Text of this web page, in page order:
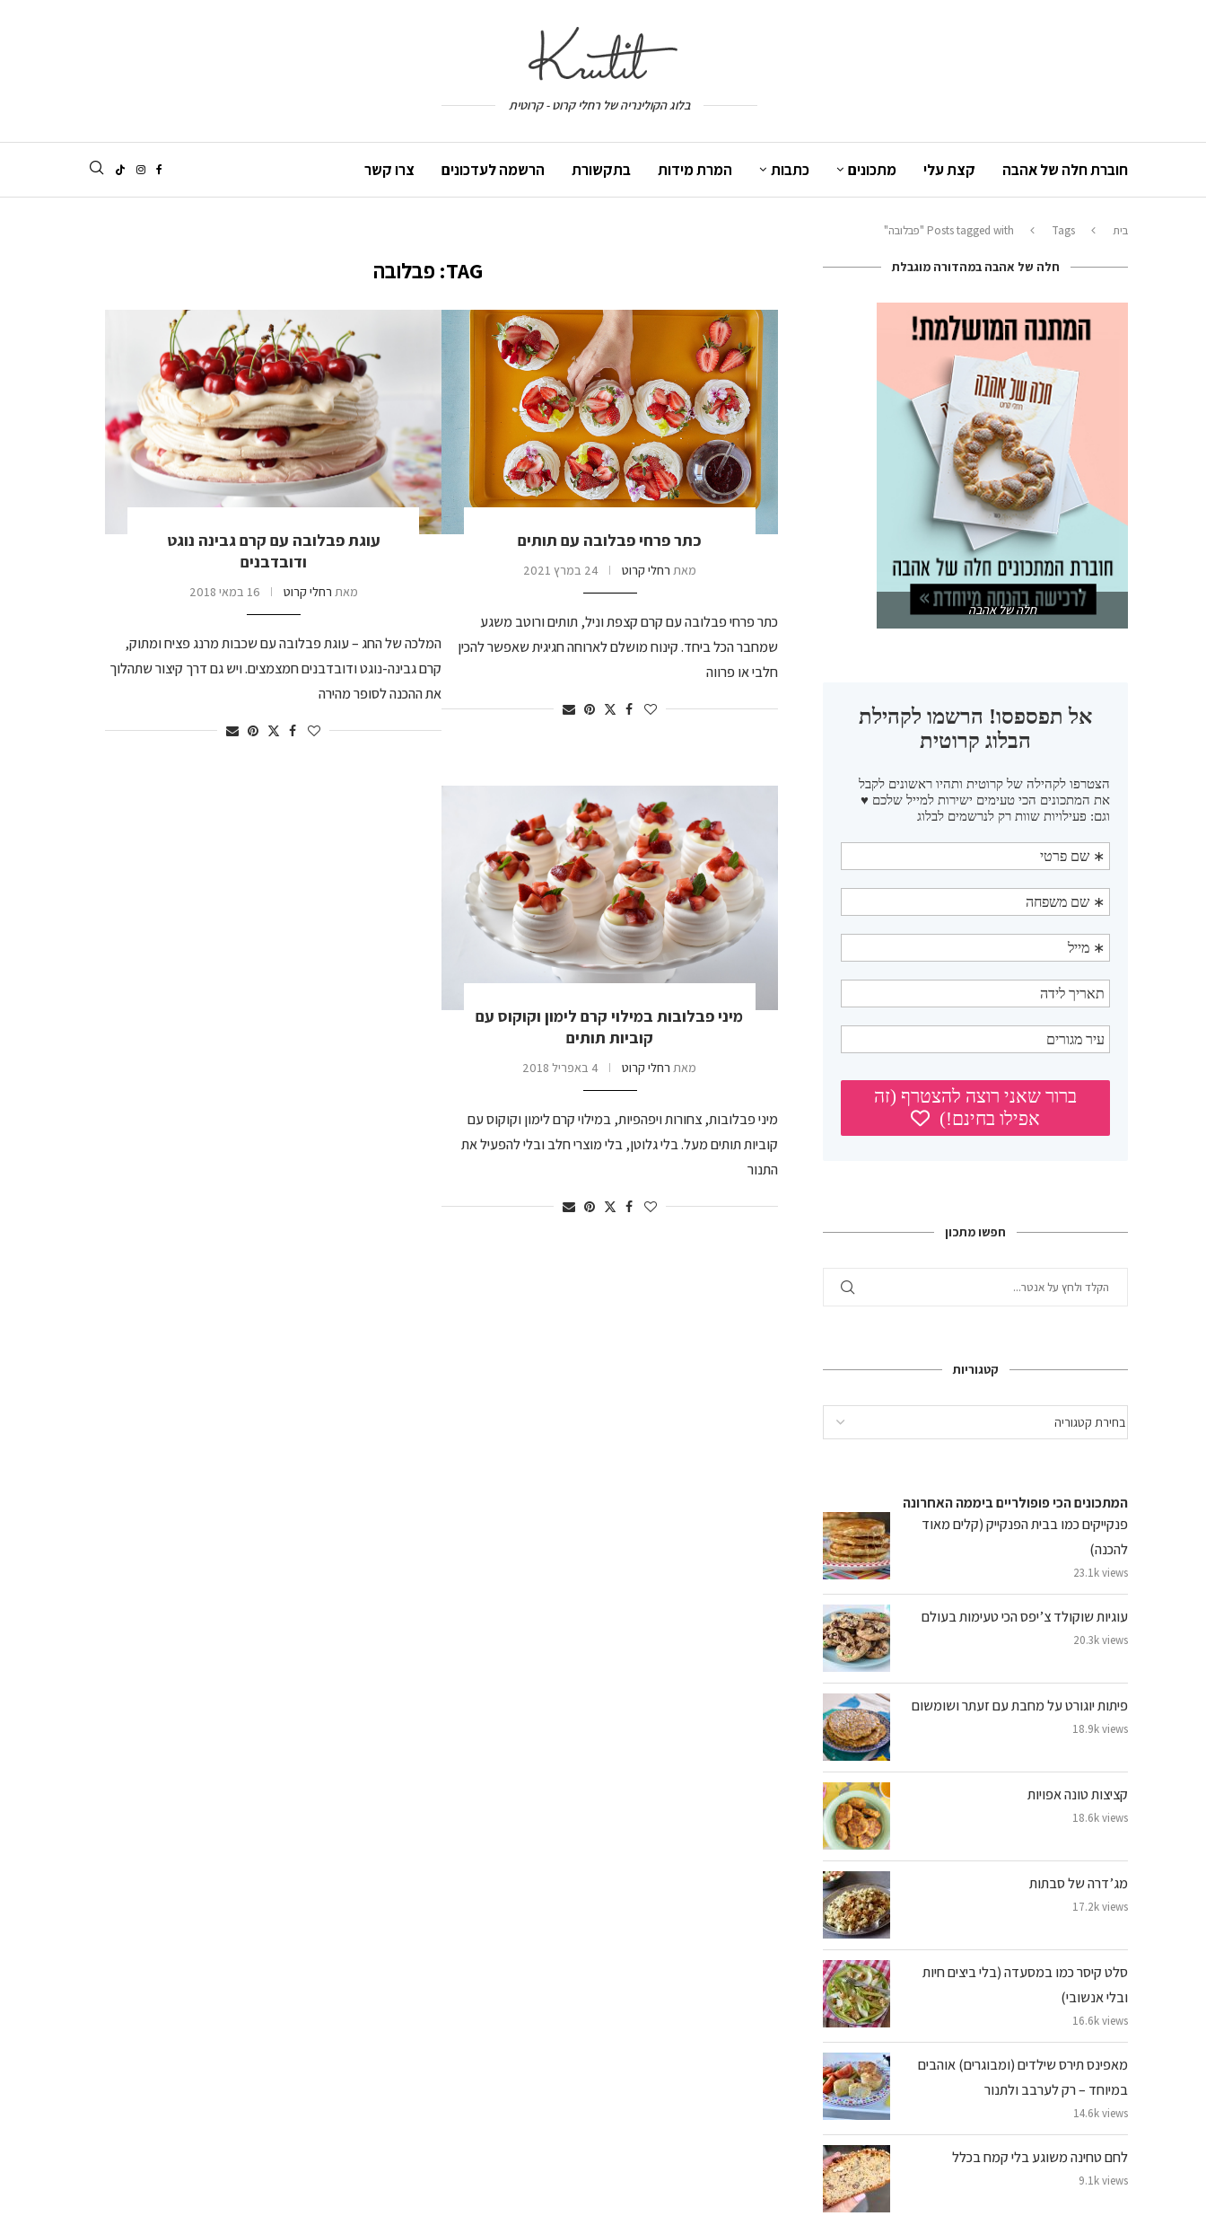
בלוג הקולינריה של רחלי קרוט - קרוטית
חוברת חלה של אהבה קצת עלי מתכונים כתבות המרת מידות בתקשורת הרשמה לעדכונים צרו קשר
בית Tags Posts tagged with "פבלובה"
TAG: פבלובה
כתר פרחי פבלובה עם תותים
מאת רחלי קרוט 24 במרץ 2021
כתר פרחי פבלובה עם קרם קצפת וניל, תותים ורוטב משגע
שמחבר הכל ביחד. קינוח מושלם לארוחה חגיגית שאפשר להכין
חלבי או פרווה
עוגת פבלובה עם קרם גבינה נוגט
ודובדבנים
מאת רחלי קרוט 16 במאי 2018
המלכה של החג – עוגת פבלובה עם שכבות מרנג פציח ומתוק,
קרם גבינה-נוגט ודובדבנים חמצמצים. ויש גם דרך קיצור שתהלוך
את ההכנה לסופר מהירה
מיני פבלובות במילוי קרם לימון וקוקוס עם
קוביות תותים
מאת רחלי קרוט 4 באפריל 2018
מיני פבלובות, צחורות ויפהפיות, במילוי קרם לימון וקוקוס עם
קוביות תותים מעל. בלי גלוטן, בלי מוצרי חלב ובלי להפעיל את
התנור
חלה של אהבה במהדורה מוגבלת
חלה של אהבה
חפשו מתכון
קטגוריות
המתכונים הכי פופולריים ביממה האחרונה
פנקייקים כמו בבית הפנקייק (קלים מאוד
להכנה)
23.1k views
עוגיות שוקולד צ’יפס הכי טעימות בעולם
20.3k views
פיתות יוגורט על מחבת עם זעתר ושומשום
18.9k views
קציצות טונה אפויות
18.6k views
מג’דרה של סבתות
17.2k views
סלט קיסר כמו במסעדה (בלי ביצים חיות
ובלי אנשובי)
16.6k views
מאפינס תירס שילדים (ומבוגרים) אוהבים
במיוחד – רק לערבב ולתנור
14.6k views
לחם טחינה משוגע בלי קמח בכלל
9.1k views